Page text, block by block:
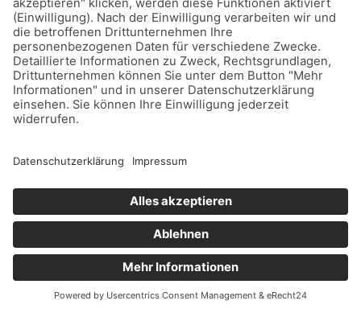
die Details durch und stimmen Sie der Nutzung
des Service zu, um dieses Video anzusehen.
Mehr Informationen
Akzeptieren
Platform&eRecht24
Unternehmen, unserem Team und unseren
Sie unter anderem unsere Vision und unser
Pflegeleitbild kennen; beides sind wichtige
Merkmale eines Pflegedienstes.
WIR SIND ERFREUT DARÜBER, DASS SIE